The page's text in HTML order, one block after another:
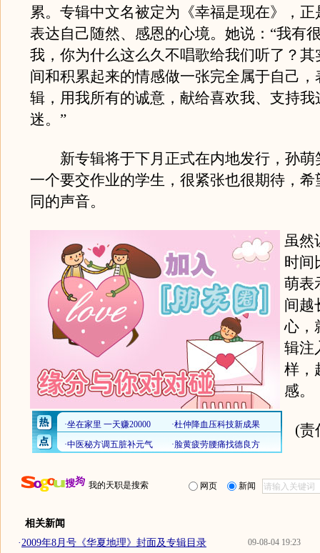
累。专辑中文名被定为《幸福是现在》，
表达自己随然、感恩的心境。她说：“我有
我，你为什么这么久不唱歌给我们听了？其
间和积累起来的情感做一张完全属于自己，
辑，用我所有的诚意，献给喜欢我、支持我
迷。”
新专辑将于下月正式在内地发行，孙萌
一个要交作业的学生，很紧张也很期待，希
同的声音。
虽然
时间
萌表
间越
心，
辑注
样，
感。
(责
我的天职是搜索 网页 新闻
相关新闻
09-08-04 19:23
·2009年8月号《华夏地理》封面及专辑目录